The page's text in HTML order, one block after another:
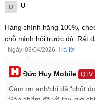
Samsung Galaxy S26
12GB RAM và 256GB bộ
nguyên seal, bảo hành 12
U U
Hàng chính hãng 100%,
chỗ mình hỏi trước đó. Rất
Ngày: 03/04/2026 Trả lời
Đức Huy Mobile QTV
Cảm ơn anh/chị đã “chốt